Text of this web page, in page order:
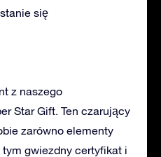
się
z naszego
Star Gift. Ten czarujący
zarówno elementy
gwiezdny certyfikat i